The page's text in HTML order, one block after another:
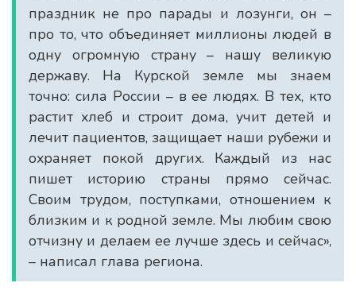
праздник не про парады и лозунги, он –
про то, что объединяет миллионы людей в
одну огромную страну – нашу великую
державу. На Курской земле мы знаем
точно: сила России – в ее людях. В тех, кто
растит хлеб и строит дома, учит детей и
лечит пациентов, защищает наши рубежи и
охраняет покой других. Каждый из нас
пишет историю страны прямо сейчас.
Своим трудом, поступками, отношением к
близким и к родной земле. Мы любим свою
отчизну и делаем ее лучше здесь и сейчас»,
– написал глава региона.